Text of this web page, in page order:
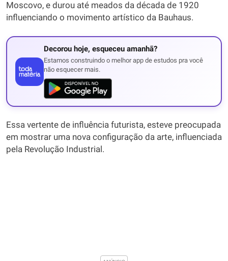
Moscovo, e durou até meados da década de 1920
influenciando o movimento artístico da Bauhaus.
Decorou hoje, esqueceu amanhã?
Estamos construindo o melhor app de estudos pra você
não esquecer mais.
Essa vertente de influência futurista, esteve preocupada
em mostrar uma nova configuração da arte, influenciada
pela Revolução Industrial.